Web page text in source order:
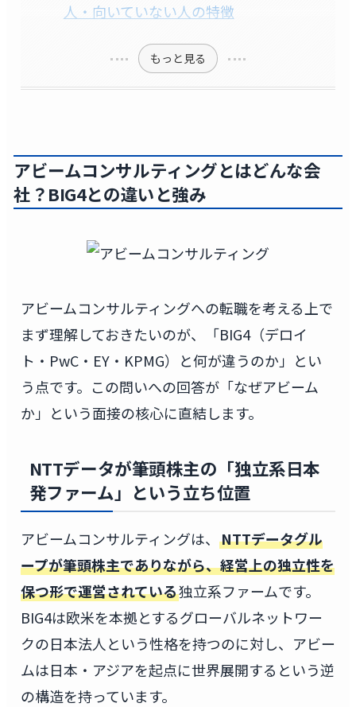
人・向いていない人の特徴
もっと見る
アビームコンサルティングとはどんな会
社？BIG4との違いと強み
アビームコンサルティングへの転職を考える上で
まず理解しておきたいのが、「BIG4（デロイ
ト・PwC・EY・KPMG）と何が違うのか」とい
う点です。この問いへの回答が「なぜアビーム
か」という面接の核心に直結します。
NTTデータが筆頭株主の「独立系日本
発ファーム」という立ち位置
アビームコンサルティングは、 NTTデータグル
ープが筆頭株主でありながら、経営上の独立性を
保つ形で運営されている独立系ファームです。
BIG4は欧米を本拠とするグローバルネットワー
クの日本法人という性格を持つのに対し、アビー
ムは日本・アジアを起点に世界展開するという逆
の構造を持っています。